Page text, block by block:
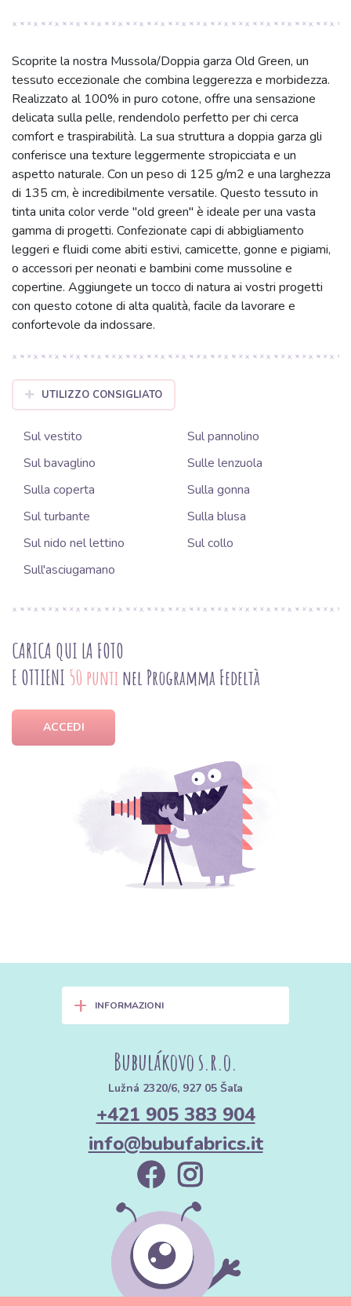
Scoprite la nostra Mussola/Doppia garza Old Green, un
tessuto eccezionale che combina leggerezza e morbidezza.
Realizzato al 100% in puro cotone, offre una sensazione
delicata sulla pelle, rendendolo perfetto per chi cerca
comfort e traspirabilità. La sua struttura a doppia garza gli
conferisce una texture leggermente stropicciata e un
aspetto naturale. Con un peso di 125 g/m2 e una larghezza
di 135 cm, è incredibilmente versatile. Questo tessuto in
tinta unita color verde "old green" è ideale per una vasta
gamma di progetti. Confezionate capi di abbigliamento
leggeri e fluidi come abiti estivi, camicette, gonne e pigiami,
o accessori per neonati e bambini come mussoline e
copertine. Aggiungete un tocco di natura ai vostri progetti
con questo cotone di alta qualità, facile da lavorare e
confortevole da indossare.
UTILIZZO CONSIGLIATO
Sul vestito
Sul pannolino
Sul bavaglino
Sulle lenzuola
Sulla coperta
Sulla gonna
Sul turbante
Sulla blusa
Sul nido nel lettino
Sul collo
Sull'asciugamano
CARICA QUI LA FOTO
E OTTIENI 50 punti nel Programma Fedeltà
ACCEDI
+ INFORMAZIONI
Bubulákovo s.r.o.
Lužná 2320/6, 927 05 Šaľa
+421 905 383 904
info@bubufabrics.it